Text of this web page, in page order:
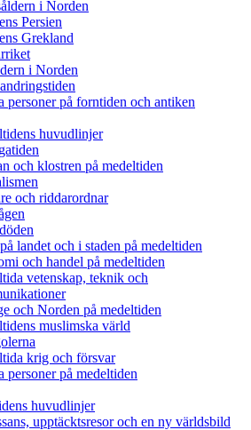
i Norden
Persien
Grekland
i Norden
personer på forntiden och antiken
huvudlinjer
och klostren på medeltiden
och riddarordnar
landet och i staden på medeltiden
och handel på medeltiden
vetenskap, teknik och
och Norden på medeltiden
muslimska värld
krig och försvar
personer på medeltiden
huvudlinjer
upptäcktsresor och en ny världsbild